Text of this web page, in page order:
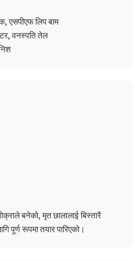
एसपीएफ लिप बाम
वनस्पति तेल
बनेको, मृत छालालाई बिस्तारै
पूर्ण रूपमा तयार पारिएको।